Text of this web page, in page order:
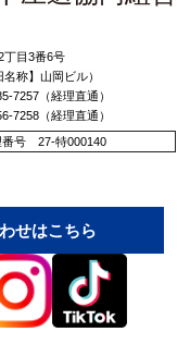
目3番6号
称】山岡ビル）
7257（経理直通）
7258（経理直通）
番号 27-特000140
せはこちら